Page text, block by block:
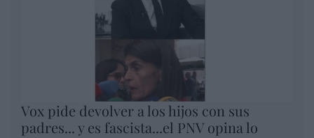
Vox pide devolver a los hijos con sus
padres... y es fascista...el PNV opina lo